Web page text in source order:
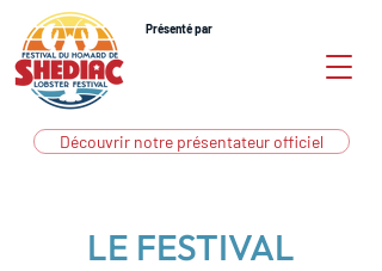
Présenté par
Découvrir notre présentateur officiel
LE FESTIVAL